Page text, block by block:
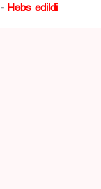
- Həbs edildi